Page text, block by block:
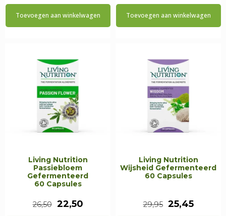
prijs prijs
is:
Toevoegen aan winkelwagen
prijs prijs
is:
Toevoegen aan winkelwagen
Living Nutrition
Passiebloem
Gefermenteerd
60 Capsules
26,50 Oorspronkelijke
22,50Huidige
Living Nutrition
Wijsheid Gefermenteerd
60 Capsules
29,95 25,45